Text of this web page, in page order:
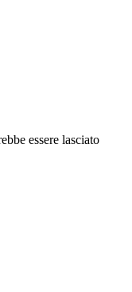
essere lasciato